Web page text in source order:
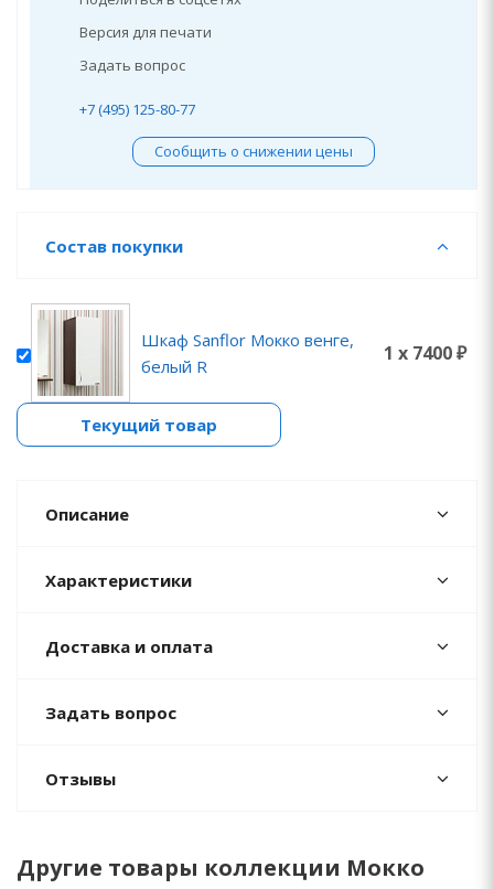
Версия для печати
Задать вопрос
+7 (495) 125-80-77
Сообщить о снижении цены
Состав покупки
Шкаф Sanflor Мокко венге,
белый R
1 x 7400 ₽
Текущий товар
Описание
Характеристики
Доставка и оплата
Задать вопрос
Отзывы
Другие товары коллекции Мокко